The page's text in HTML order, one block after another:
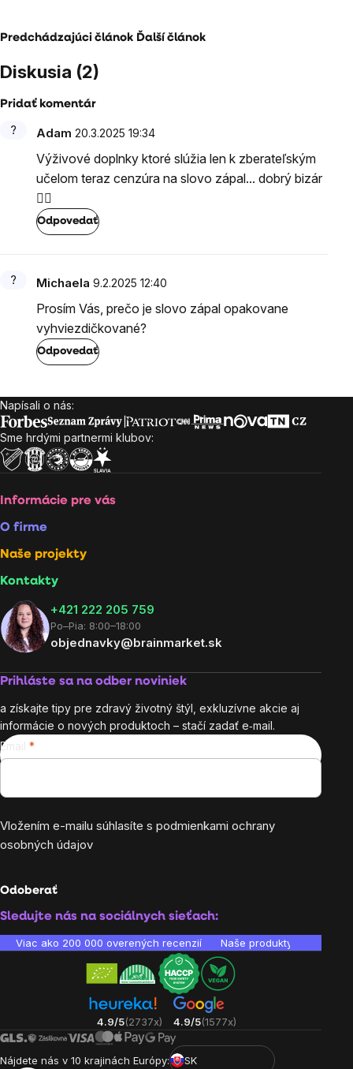
Predchádzajúci článok Ďalší článok
Diskusia (2)
Pridať komentár
Výpis
diskusií
Adam 20.3.2025 19:34
Výživové doplnky ktoré slúžia len k zberateľským
učelom teraz cenzúra na slovo zápal... dobrý bizár
😵‍💫
Odpovedať
Michaela 9.2.2025 12:40
Prosím Vás, prečo je slovo zápal opakovane
vyhviezdičkované?
Odpovedať
Zápätie
Napísali o nás:
Sme hrdými partnermi klubov:
Informácie pre vás
O firme
Naše projekty
Kontakty
+421 222 205 759
Po–Pia: 8:00–18:00
objednavky@brainmarket.sk
Prihláste sa na odber noviniek
a získajte tipy pre zdravý životný štýl, exkluzívne akcie aj
informácie o nových produktoch – stačí zadať e‑mail.
Email
Vložením e-mailu súhlasíte s podmienkami ochrany
osobných údajov
Odoberať
Sledujte nás na sociálnych sieťach:
Viac ako 200 000 overených recenzií Naše produkty sú
4.9/5(2737x) 4.9/5(1577x)
Nájdete nás v 10 krajinách Európy: SK